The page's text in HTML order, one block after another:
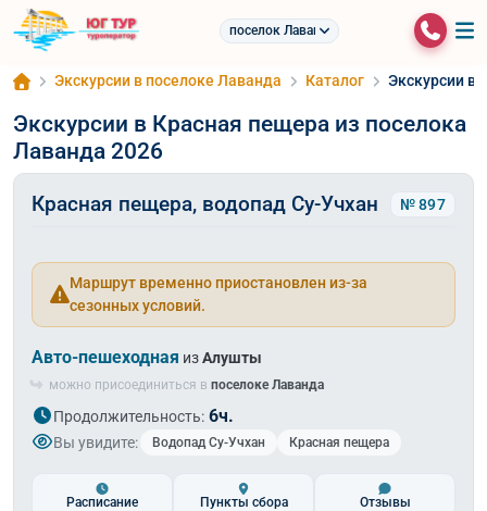
поселок Лаванда
Экскурсии в поселоке Лаванда Каталог Экскурсии в
Экскурсии в Красная пещера из поселока
Лаванда 2026
Красная пещера, водопад Су-Учхан № 897
Маршрут временно приостановлен из-за
сезонных условий.
Авто-пешеходная изАлушты
можно присоединиться в поселоке Лаванда
Продолжительность: 6ч.
Вы увидите: Водопад Су-Учхан Красная пещера
Расписание Пункты сбора Отзывы